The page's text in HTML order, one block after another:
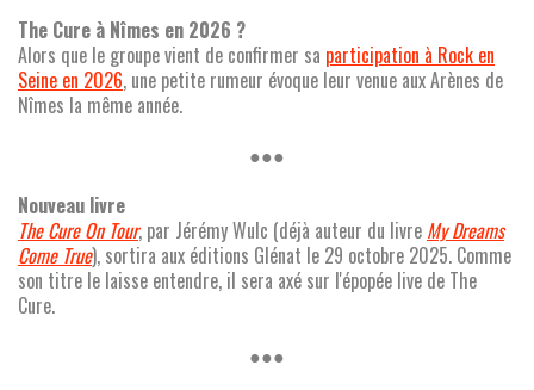
The Cure à Nîmes en 2026 ?
Alors que le groupe vient de confirmer sa participation à Rock en
Seine en 2026, une petite rumeur évoque leur venue aux Arènes de
Nîmes la même année.
●●●
Nouveau livre
The Cure On Tour, par Jérémy Wulc (déjà auteur du livre My Dreams
Come True), sortira aux éditions Glénat le 29 octobre 2025. Comme
son titre le laisse entendre, il sera axé sur l'épopée live de The
Cure.
●●●